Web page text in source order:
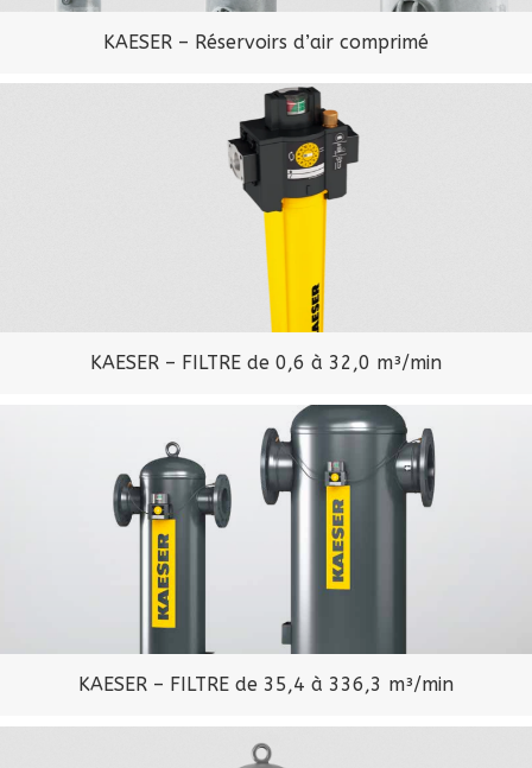
KAESER – Réservoirs d’air comprimé
KAESER – FILTRE de 0,6 à 32,0 m³/min
KAESER – FILTRE de 35,4 à 336,3 m³/min